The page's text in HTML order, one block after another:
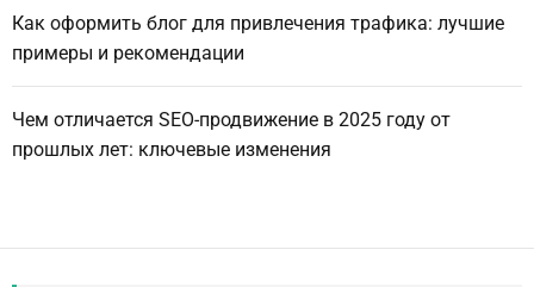
Как оформить блог для привлечения трафика: лучшие
примеры и рекомендации
Чем отличается SEO-продвижение в 2025 году от
прошлых лет: ключевые изменения